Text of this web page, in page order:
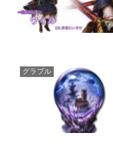
グラブル